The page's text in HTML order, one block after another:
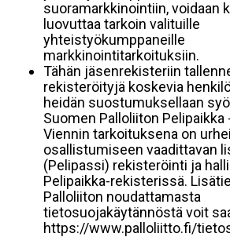
suoramarkkinointiin, voidaan
luovuttaa tarkoin valituille
yhteistyökumppaneille
markkinointitarkoituksiin.
Tähän jäsenrekisteriin
rekisteröityjä koskevia
heidän suostumuksellaan
Suomen Palloliiton Pelipaikka
Viennin tarkoituksena on
osallistumiseen vaadittavan
(Pelipassi) rekisteröinti ja
Pelipaikka-rekisterissä.
Palloliiton noudattamasta
tietosuojakäytännöstä voit
https://www.palloliitto.fi/